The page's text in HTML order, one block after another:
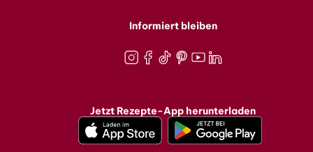
Informiert bleiben
Jetzt Rezepte-App herunterladen